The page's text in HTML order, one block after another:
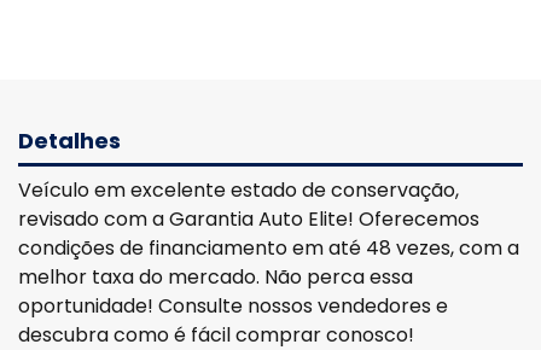
Detalhes
Veículo em excelente estado de conservação,
revisado com a Garantia Auto Elite! Oferecemos
condições de financiamento em até 48 vezes, com a
melhor taxa do mercado. Não perca essa
oportunidade! Consulte nossos vendedores e
descubra como é fácil comprar conosco!